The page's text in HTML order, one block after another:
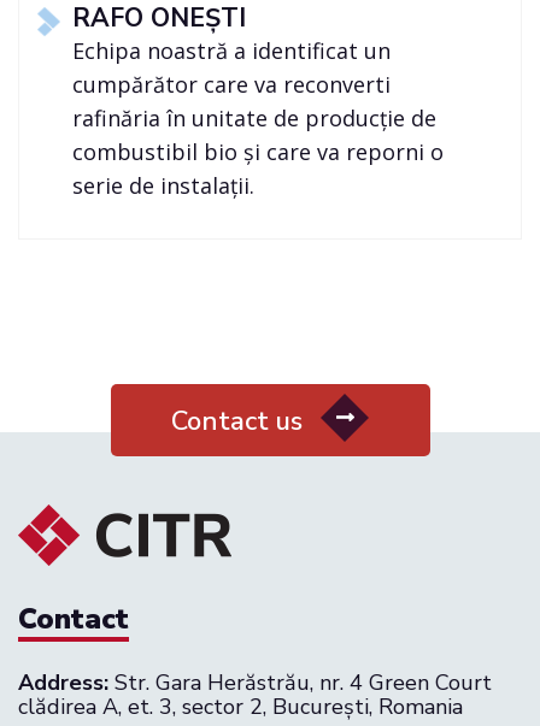
RAFO ONEȘTI
Echipa noastră a identificat un
cumpărător care va reconverti
rafinăria în unitate de producție de
combustibil bio și care va reporni o
serie de instalații.
Contact us
Contact
Address: Str. Gara Herăstrău, nr. 4 Green Court
clădirea A, et. 3, sector 2, București, Romania